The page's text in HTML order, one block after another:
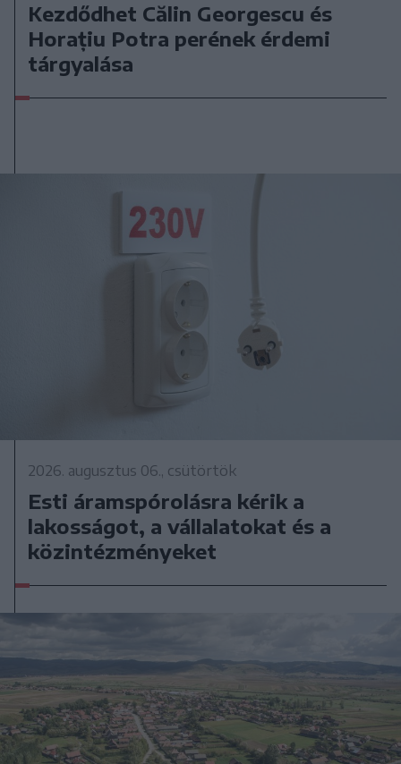
Kezdődhet Călin Georgescu és
Horațiu Potra perének érdemi
tárgyalása
2026. augusztus 06., csütörtök
Esti áramspórolásra kérik a
lakosságot, a vállalatokat és a
közintézményeket